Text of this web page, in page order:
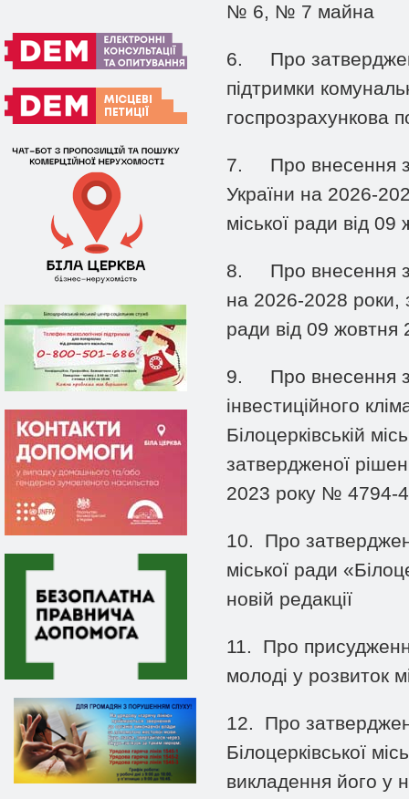
№ 6, № 7 майна
6. Про
підтримки
госпрозрахункова
7. Про внесення
України на 2026-
міської ради від
8. Про внесення
на 2026-2028 роки,
ради від 09
9. Про внесення
інвестиційного
Білоцерківській
затвердженої
2023 року № 4794-
10. Про
міської ради
новій редакції
11. Про
молоді у розвиток
12. Про
Білоцерківської
викладення його у